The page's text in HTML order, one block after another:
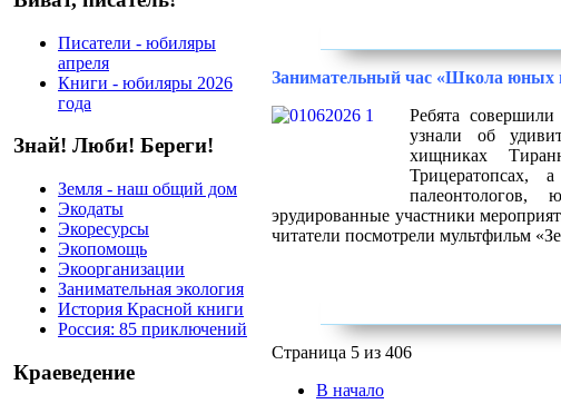
Писатели - юбиляры
апреля
Книги - юбиляры 2026
года
Знай! Люби! Береги!
Земля - наш общий дом
Экодаты
Экоресурсы
Экопомощь
Экоорганизации
Занимательная экология
История Красной книги
Россия: 85 приключений
Краеведение
Занимательный час «Школа юных
Ребята
узнали об
хищниках
Трицератопсах,
эрудированные участники
читатели посмотрели мультфильм
Страница 5 из 406
В начало